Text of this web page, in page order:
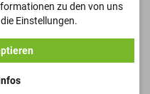
zu den von uns
Einstellungen.